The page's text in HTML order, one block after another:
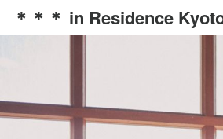
＊＊＊ in Residence